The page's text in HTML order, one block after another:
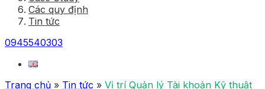
Các quy định
Tin tức
0945540303
Trang chủ » Tin tức » Vị trí Quản lý Tài khoản Kỹ thuật